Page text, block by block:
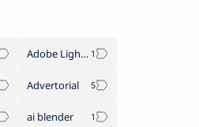
Adobe Lightroom
Advertorial
ai blender